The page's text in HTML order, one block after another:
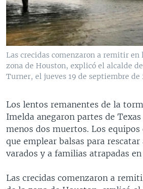
VENEZUELA
BRASIL
NICARAGUA
ECONOMÍA
ENTRETENIMIENTO Y CULTURA
TECNOLOGÍA
DEPORTES
CIENCIA Y SALUD
MULTIMEDIA
VIDEOS
FOTOGRAFÍA
AUDIOS
PROGRAMAS TV
EL MUNDO AL DÍA
FORO INTERAMERICANO
VISIÓN 360
LAS CLAVES
PANORAMA
RADIO
AVANCE INFORMATIVO
AUDIONOTICIAS
BUENOS DÍAS AMÉRICA
ESTADOS UNIDOS AL DÍA
EL MUNDO AL DÍA [RADIO]
FORO [RADIO]
DEPORTIVO INTERNACIONAL
DIRECT
DOCUMENTALES DE LA VOA
Learning English
Idiomas
Las crecidas comenzaron a remitir en
zona de Houston, explicó el alcalde
Turner, el jueves 19 de septiembre de
Los lentos remanentes de la
Imelda anegaron partes de
menos dos muertos. Los
que emplear balsas para rescatar
varados y a familias atrapadas
Las crecidas comenzaron a